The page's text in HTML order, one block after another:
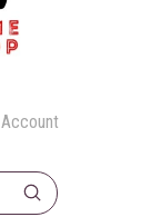
Account
Submit